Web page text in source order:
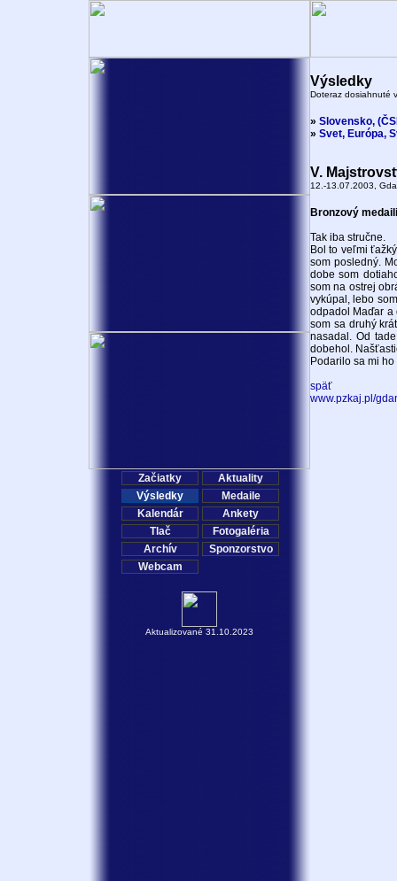
Začiatky
Aktuality
Výsledky
Medaile
Kalendár
Ankety
Tlač
Fotogaléria
Archív
Sponzorstvo
Webcam
Aktualizované 31.10.2023
Výsledky
Doteraz dosiahnuté
» Slovensko,
» Svet, Európa,
V.
12.-13.07.2003,
Bronzový
Tak iba stručne.
Bol to veľmi
som posledný.
dobe som
som na ostrej
vykúpal, lebo
odpadol Maďar a
som sa druhý
nasadal. Od
dobehol.
Podarilo sa mi
späť
www.pzkaj.pl/